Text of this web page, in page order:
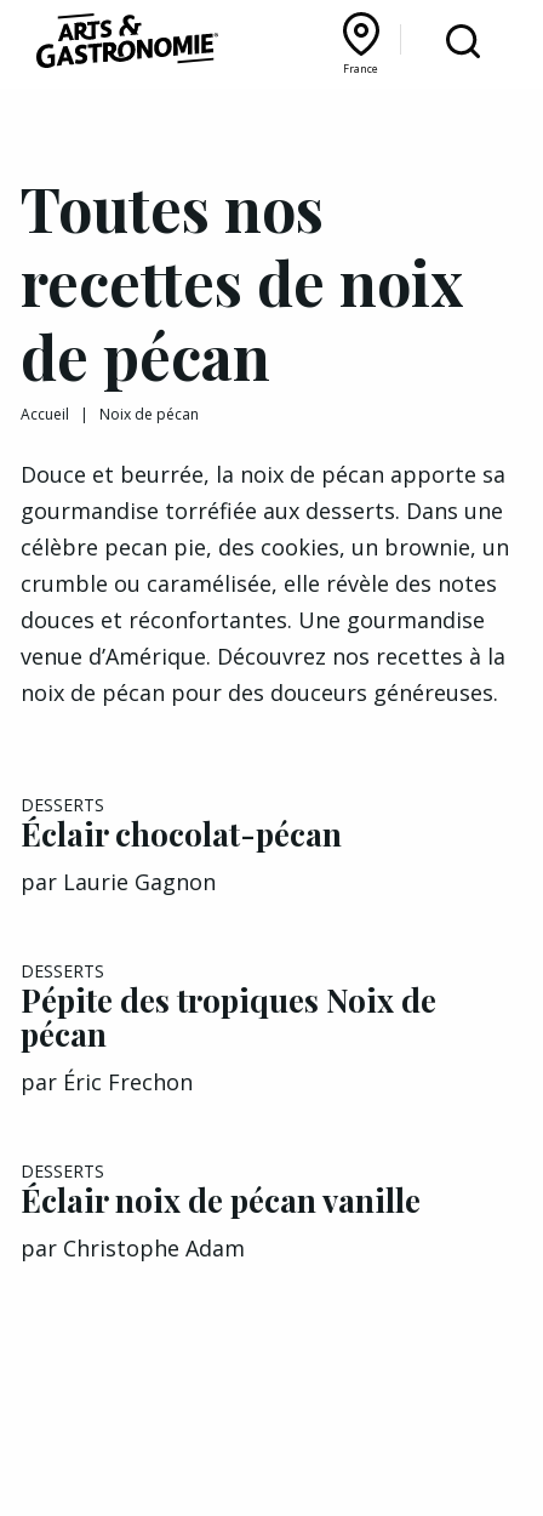
France
Recettes
Reportages
Interviews
Bourgogne Franche‑Comté
Lyon Rhône‑Alpes
Toutes nos
recettes de noix
de pécan
Accueil | Noix de pécan
Douce et beurrée, la noix de pécan apporte sa
gourmandise torréfiée aux desserts. Dans une
célèbre pecan pie, des cookies, un brownie, un
crumble ou caramélisée, elle révèle des notes
douces et réconfortantes. Une gourmandise
venue d’Amérique. Découvrez nos recettes à la
noix de pécan pour des douceurs généreuses.
DESSERTS
Éclair chocolat-pécan
par Laurie Gagnon
DESSERTS
Pépite des tropiques Noix de
pécan
par Éric Frechon
DESSERTS
Éclair noix de pécan vanille
par Christophe Adam